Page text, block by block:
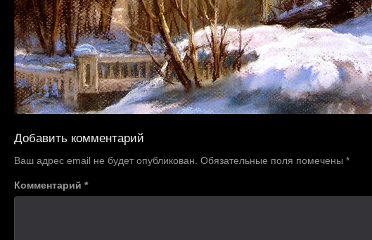
Добавить комментарий
Ваш адрес email не будет опубликован. Обязательные поля помечены *
Комментарий *